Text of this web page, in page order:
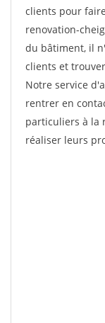
clients pour
renovation-
du bâtiment, il
clients et
Notre service
rentrer en
particuliers à la
réaliser leurs